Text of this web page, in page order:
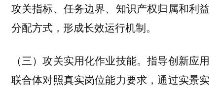
攻关指标、任务边界、知识产权归属和利益
分配方式，形成长效运行机制。
（三）攻关实用化作业技能。指导创新应用
联合体对照真实岗位能力要求，通过实景实